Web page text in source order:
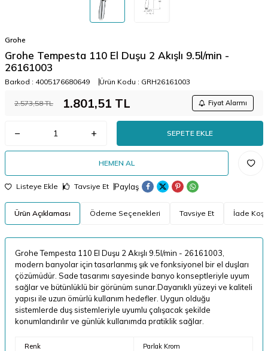
Grohe
Grohe Tempesta 110 El Duşu 2 Akışlı 9.5l/min -
26161003
Barkod : 4005176680649 Ürün Kodu : GRH26161003
2.573,58TL 1.801,51 TL Fiyat Alarmı
SEPETE EKLE
HEMEN AL
Listeye Ekle Tavsiye Et Paylaş
Ürün Açıklaması Ödeme Seçenekleri Tavsiye Et İade
Grohe Tempesta 110 El Duşu 2 Akışlı 9.5l/min - 26161003,
modern banyolar için tasarlanmış şık ve fonksiyonel bir el duşları
çözümüdür. Sade tasarımı sayesinde banyo konseptleriyle uyum
sağlar ve bütünlüklü bir görünüm sunar.Dayanıklı yüzeyi ve kaliteli
yapısı ile uzun ömürlü kullanım hedefler. Uygun olduğu
sistemlerde duş sistemleriyle uyumlu çalışacak şekilde
konumlandırılır ve günlük kullanımda pratiklik sağlar.
Renk Parlak Krom